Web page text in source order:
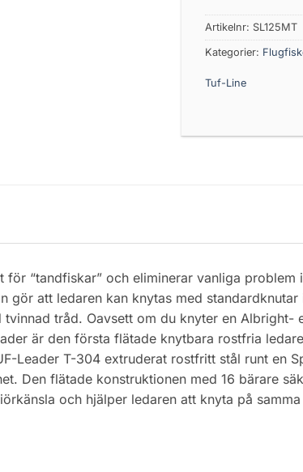
Artikelnr: SL125MT
Kategorier:
Tuf-Line
“tandfiskar” och eliminerar vanliga problem
gör att ledaren kan knytas med
tråd. Oavsett om du knyter en Albright-
är den första flätade knytbara rostfria
Leader T-304 extruderat rostfritt stål runt en
Den flätade konstruktionen med 16 bärare
och hjälper ledaren att knyta på